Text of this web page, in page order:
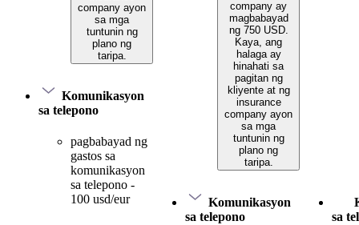
company ayon
sa mga
tuntunin ng
plano ng
taripa.
Komunikasyon
sa telepono
pagbabayad ng
gastos sa
komunikasyon
sa telepono -
100 usd/eur
company ay
magbabayad
ng 750 USD.
Kaya, ang
halaga ay
hinahati sa
pagitan ng
kliyente at ng
insurance
company ayon
sa mga
tuntunin ng
plano ng
taripa.
Komunikasyon
sa telepono
sa